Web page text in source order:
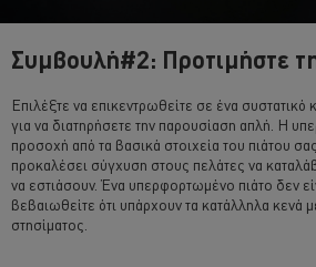
Συμβουλή#2: Προτιμήστε
Επιλέξτε να επικεντρωθείτε σε ένα
για να διατηρήσετε την παρουσίαση απλή. Η
προσοχή από τα βασικά στοιχεία του πιάτου
προκαλέσει σύγχυση στους πελάτες να
να εστιάσουν. Ένα υπερφορτωμένο πιάτο δεν
βεβαιωθείτε ότι υπάρχουν τα κατάλληλα κενά
στησίματος.